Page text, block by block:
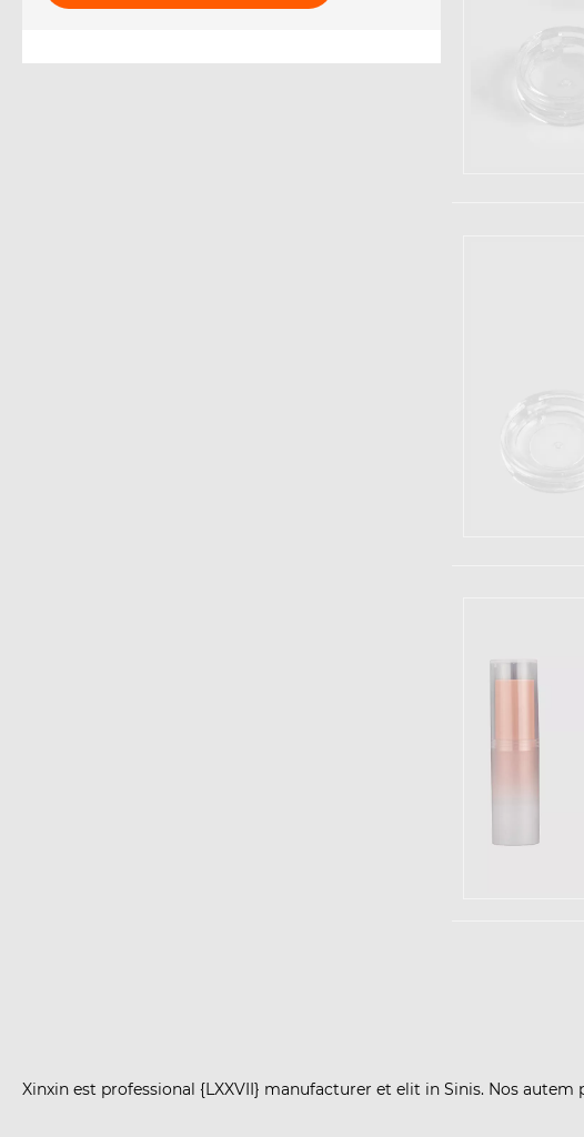
Xinxin est professional {LXXVII} manufacturer et elit in Sinis. Nos